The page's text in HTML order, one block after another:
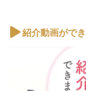
紹介動画がで